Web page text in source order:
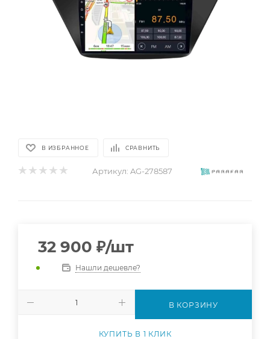
В ИЗБРАННОЕ СРАВНИТЬ
Артикул: AG-278587
32 900 ₽/шт
Нашли дешевле?
В КОРЗИНУ
КУПИТЬ В 1 КЛИК